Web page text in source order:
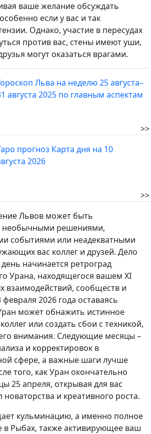
ваше желание обсуждать
если у вас и так
Однако, участие в пересудах
против вас, стены имеют уши,
могут оказаться врагами.
Льва на неделю 25 августа–
августа 2025 по главным аспектам
>>
прогноз Карта дня на 10
2026
>>
Львов может быть
необычными решениями,
событиями или неадекватными
вас коллег и друзей. Дело
начинается ретроград
Урана, находящегося вашем XI
взаимодействий, сообществ и
2026 года оставаясь
может обнажить истинное
или создать сбои с техникой,
внимания. Следующие месяцы –
и корректировок в
сфере, а важные шаги лучше
того, как Уран окончательно
25 апреля, открывая для вас
и креативного роста.
кульминацию, а именно полное
в Рыбах, также активирующее ваш